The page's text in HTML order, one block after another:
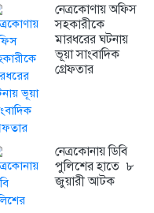
নেত্রকোণায় অফিস
সহকারীকে
মারধরের ঘটনায়
ভূয়া সাংবাদিক
গ্রেফতার
নেত্রকোনায় ডিবি
পুলিশের হাতে ৮
জুয়ারী আটক